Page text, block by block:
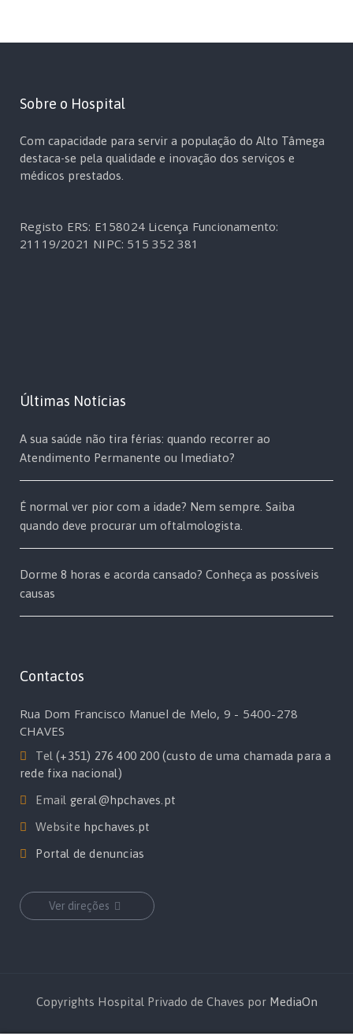
Sobre o Hospital
Com capacidade para servir a população do Alto Tâmega
destaca-se pela qualidade e inovação dos serviços e
médicos prestados.
Registo ERS: E158024 Licença Funcionamento:
21119/2021 NIPC: 515 352 381
Últimas Notícias
A sua saúde não tira férias: quando recorrer ao
Atendimento Permanente ou Imediato?
É normal ver pior com a idade? Nem sempre. Saiba
quando deve procurar um oftalmologista.
Dorme 8 horas e acorda cansado? Conheça as possíveis
causas
Contactos
Rua Dom Francisco Manuel de Melo, 9 - 5400-278
CHAVES
Tel(+351) 276 400 200 (custo de uma chamada para a
rede fixa nacional)
Email geral@hpchaves.pt
Website hpchaves.pt
Portal de denuncias
Ver direções
Copyrights Hospital Privado de Chaves por MediaOn